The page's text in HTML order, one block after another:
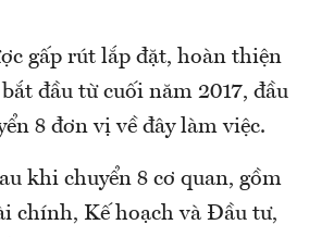
gấp rút lắp đặt, hoàn thiện
đầu từ cuối năm 2017, đầu
8 đơn vị về đây làm việc.
khi chuyển 8 cơ quan, gồm
chính, Kế hoạch và Đầu tư,